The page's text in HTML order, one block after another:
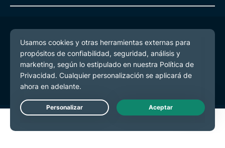
© 2026 ExpressVPN. Todos los derechos reservados.
Política de Privacidad
Términos de Servicio
Preferencias de cookies
Live Chat